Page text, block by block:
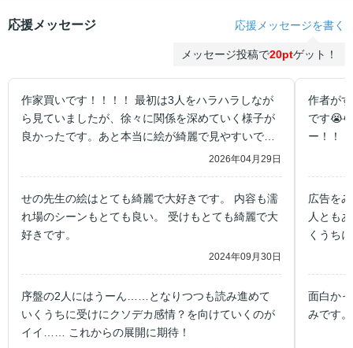
応援メッセージ 応援メッセージを書く
メッセージ投稿で20ptゲット！
作家買いです！！！！ 最初は3人をハラハラしなが
ら見ていましたが、徐々に関係を深めていく様子が
良かったです。あと本当に絵が綺麗で見やすいで
2026年04月29日
せの先生の絵はとても綺麗で大好きです。 内容も濡
れ場のシーンもとても良い。 受けもとても綺麗で大
好きです。
2024年09月30日
序盤の2人にはうーん……となりつつも読み進めて
いくうちに受けにクソデカ感情？を向けていくのが
イイ…… これからの展開に期待！
作者が
です
ー！！
広告を
人とも
くうち
面白か
みです。